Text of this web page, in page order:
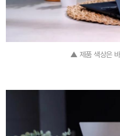
▲ 제품 색상은